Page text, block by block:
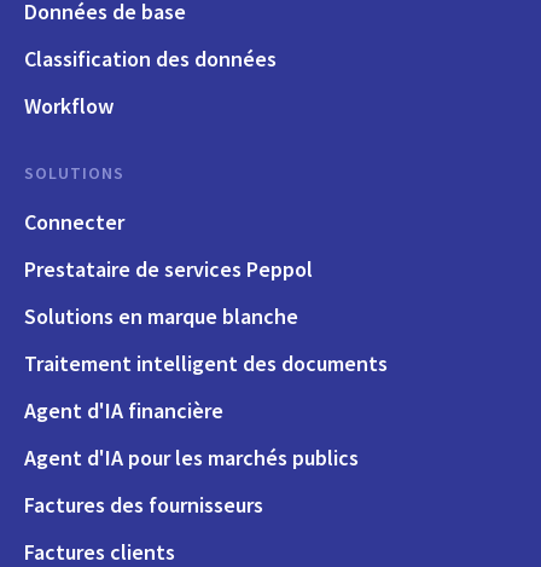
Données de base
Classification des données
Workflow
SOLUTIONS
Connecter
Prestataire de services Peppol
Solutions en marque blanche
Traitement intelligent des documents
Agent d'IA financière
Agent d'IA pour les marchés publics
Factures des fournisseurs
Factures clients